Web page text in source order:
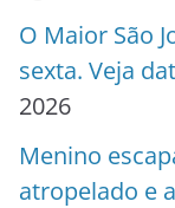
O Maior São
sexta. Veja
2026
Menino
atropelado e